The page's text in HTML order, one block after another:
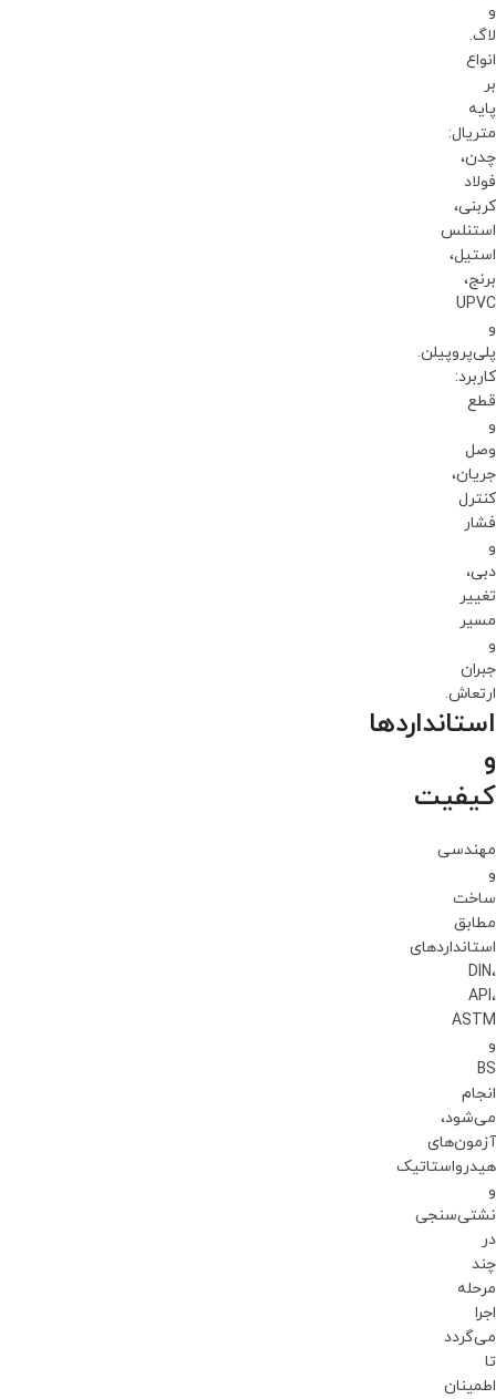
و
لاگ.
انواع
بر
پایه
متریال:
چدن،
فولاد
کربنی،
استنلس
استیل،
برنج،
UPVC
و
پلی‌پروپیلن.
کاربرد:
قطع
و
وصل
جریان،
کنترل
فشار
و
دبی،
تغییر
مسیر
و
جبران
ارتعاش.
استانداردها
و
کیفیت
مهندسی
و
ساخت
مطابق
استانداردهای
DIN،
API،
ASTM
و
BS
انجام
می‌شود،
آزمون‌های
هیدرواستاتیک
و
نشتی‌سنجی
در
چند
مرحله
اجرا
می‌گردد
تا
اطمینان